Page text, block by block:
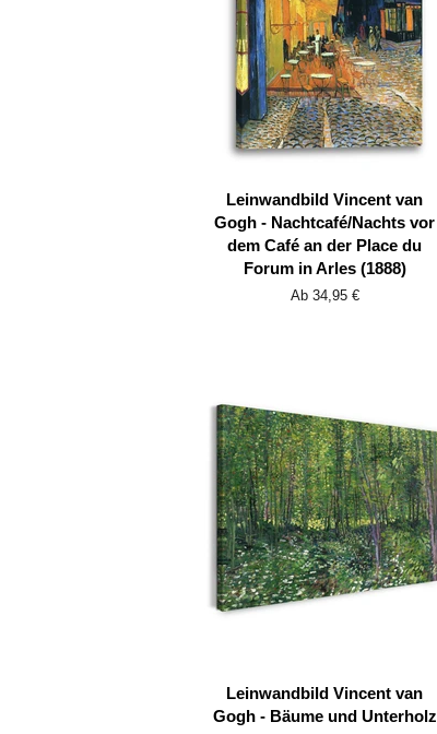
Leinwandbild Vincent van
Gogh - Nachtcafé/Nachts vor
dem Café an der Place du
Forum in Arles (1888)
Ab 34,95 €
Leinwandbild Vincent van
Gogh - Bäume und Unterholz